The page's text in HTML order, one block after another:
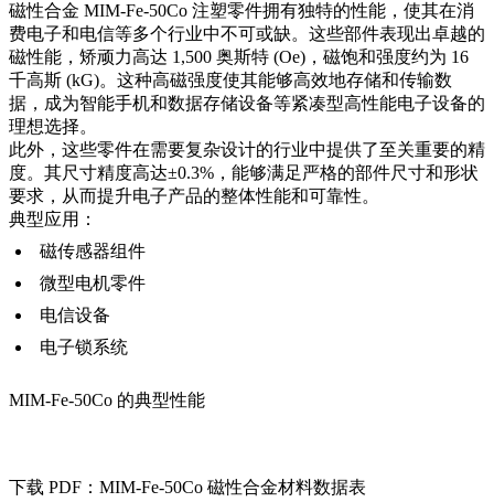
磁性合金 MIM-Fe-50Co 注塑零件拥有独特的性能，使其在消
费电子和电信等多个行业中不可或缺。这些部件表现出卓越的
磁性能，矫顽力高达 1,500 奥斯特 (Oe)，磁饱和强度约为 16
千高斯 (kG)。这种高磁强度使其能够高效地存储和传输数
据，成为智能手机和数据存储设备等紧凑型高性能电子设备的
理想选择。
此外，这些零件在需要复杂设计的行业中提供了至关重要的精
度。其尺寸精度高达±0.3%，能够满足严格的部件尺寸和形状
要求，从而提升电子产品的整体性能和可靠性。
典型应用：
磁传感器组件
微型电机零件
电信设备
电子锁系统
MIM-Fe-50Co 的典型性能
下载 PDF：MIM-Fe-50Co 磁性合金材料数据表